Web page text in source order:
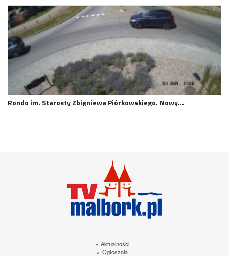
Rondo im. Starosty Zbigniewa Piórkowskiego. Nowy…
» Aktualności
» Ogłosznia